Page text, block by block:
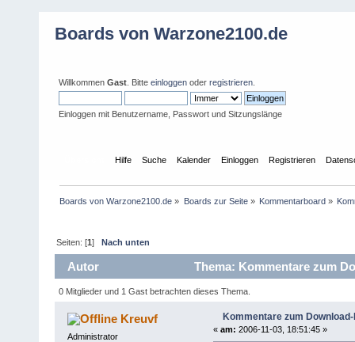
Boards von Warzone2100.de
Willkommen Gast . Bitte einloggen oder registrieren
Einloggen mit Benutzername, Passwort und Sitzungslänge
Hilfe Suche Kalender Einloggen Registrieren
Boards von Warzone2100.de » Boards zur Seite» Kommentarboard»
Seiten: [1]Nach unten
Autor Thema: Kommentare zum
0 Mitglieder und 1 Gast betrachten dieses Thema.
Kreuvf
Administrator
Kommentare zum
« am: 2006-11-03, 18:51:45 »